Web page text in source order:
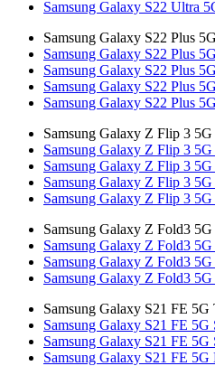
Samsung Galaxy S22 Ultra
Samsung Galaxy S22 Plus
Samsung Galaxy S22 Plus
Samsung Galaxy S22 Plus
Samsung Galaxy S22 Plus
Samsung Galaxy S22 Plus
Samsung Galaxy Z Flip 3
Samsung Galaxy Z Flip 3
Samsung Galaxy Z Flip 3
Samsung Galaxy Z Flip 3
Samsung Galaxy Z Flip 3 5G
Samsung Galaxy Z Fold3
Samsung Galaxy Z Fold3
Samsung Galaxy Z Fold3
Samsung Galaxy Z Fold3 5G
Samsung Galaxy S21 FE 5G
Samsung Galaxy S21 FE
Samsung Galaxy S21 FE 5G
Samsung Galaxy S21 FE 5G